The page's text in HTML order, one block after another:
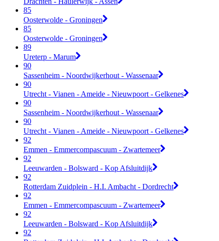
85
Oosterwolde - Groningen
85
Oosterwolde - Groningen
89
Ureterp - Marum
90
Sassenheim - Noordwijkerhout - Wassenaar
90
Utrecht - Vianen - Ameide - Nieuwpoort - Gelkenes
90
Sassenheim - Noordwijkerhout - Wassenaar
90
Utrecht - Vianen - Ameide - Nieuwpoort - Gelkenes
92
Emmen - Emmercompascuum - Zwartemeer
92
Leeuwarden - Bolsward - Kop Afsluitdijk
92
Rotterdam Zuidplein - H.I. Ambacht - Dordrecht
92
Emmen - Emmercompascuum - Zwartemeer
92
Leeuwarden - Bolsward - Kop Afsluitdijk
92